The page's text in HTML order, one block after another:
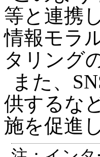
等と連携
情報モラ
タリング
また、
供するな
施を促進